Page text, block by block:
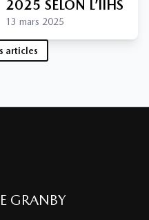
2025 SELON L’IIHS
13 mars 2025
articles
GRANBY